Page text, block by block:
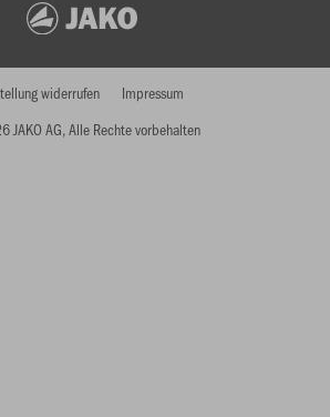
JAKO AG, Alle Rechte vorbehalten
widerrufen Impressum